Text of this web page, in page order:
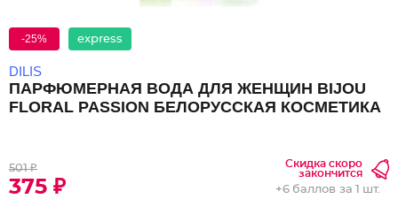
-25% express
DILIS
ПАРФЮМЕРНАЯ ВОДА ДЛЯ ЖЕНЩИН BIJOU
FLORAL PASSION БЕЛОРУССКАЯ КОСМЕТИКА
501 ₽
375 ₽
Скидка скоро
закончится
+6 баллов за 1 шт.